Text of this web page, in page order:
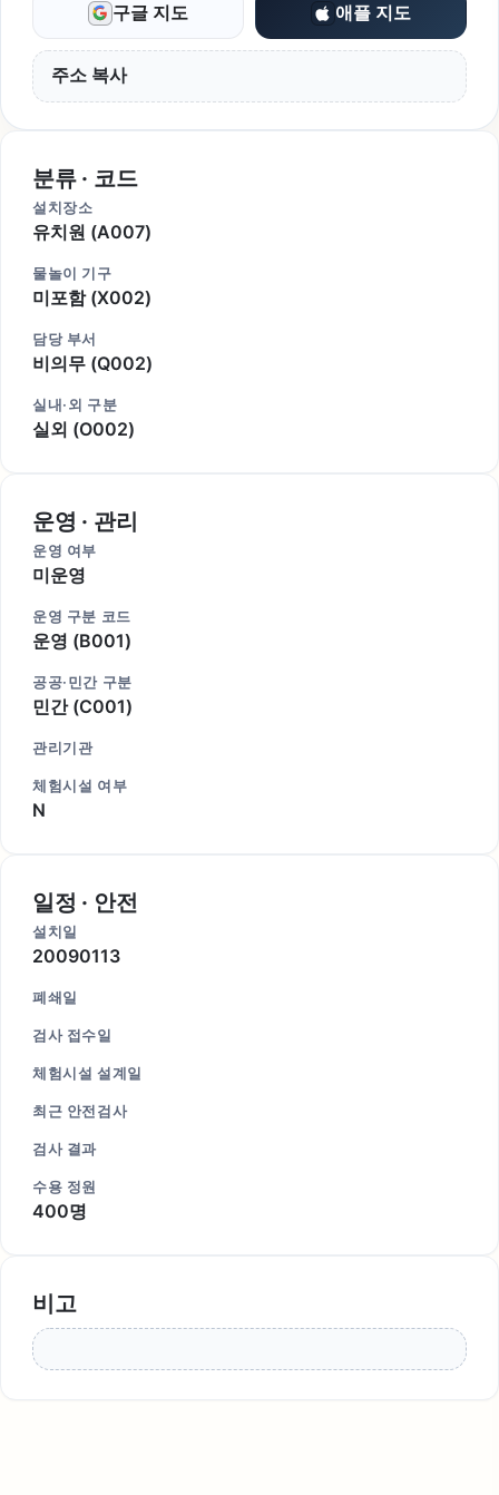
구글 지도 애플 지도
주소 복사
분류 · 코드
설치장소
유치원 (A007)
물놀이 기구
미포함 (X002)
담당 부서
비의무 (Q002)
실내·외 구분
실외 (O002)
운영 · 관리
운영 여부
미운영
운영 구분 코드
운영 (B001)
공공·민간 구분
민간 (C001)
관리기관
체험시설 여부
N
일정 · 안전
설치일
20090113
폐쇄일
검사 접수일
체험시설 설계일
최근 안전검사
검사 결과
수용 정원
400명
비고